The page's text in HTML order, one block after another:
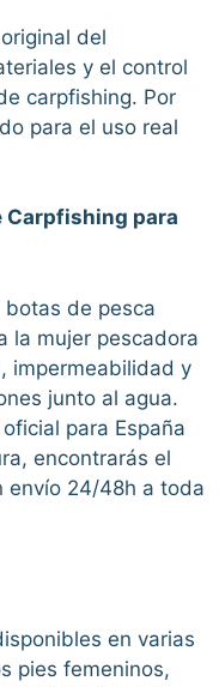
del
y el control
carpfishing. Por
para el uso real
Carpfishing para
botas de pesca
la mujer pescadora
impermeabilidad y
junto al agua.
para España
encontrarás el
envío 24/48h a toda
en varias
pies femeninos,